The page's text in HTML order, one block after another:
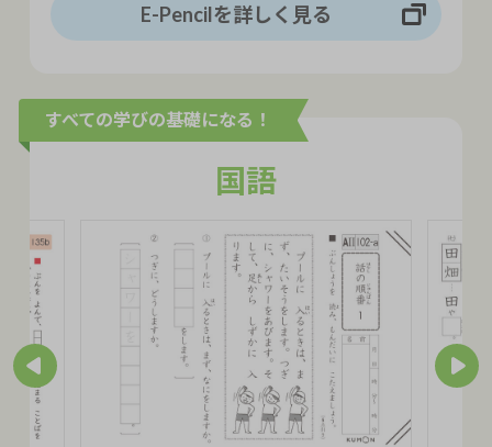
E-Pencilを詳しく見る
すべての学びの基礎になる！
国語